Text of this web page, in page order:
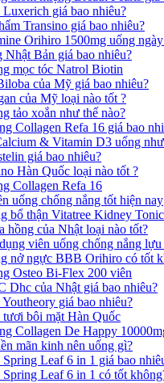
giá bao nhiêu?
Transino giá bao nhiêu?
Orihiro 1500mg uống
Nhật Bản giá bao nhiêu?
mọc tóc Natrol Biotin
của Mỹ giá bao nhiêu?
của Mỹ loại nào tốt ?
tảo xoắn như thế nào?
Collagen Refa 16 giá bao
& Vitamin D3 uống như
giá bao nhiêu?
Hàn Quốc loại nào tốt ?
Collagen Refa 16
uống chống nắng tốt hiện nay
bổ thận Vitatree Kidney
hồng của Nhật loại nào tốt?
viên uống chống nắng lựu
nở ngực BBB Orihiro có tốt
Osteo Bi-Flex 200 viên
Dhc của Nhật giá bao nhiêu?
giá bao nhiêu?
tươi bôi mặt Hàn Quốc
Collagen De Happy
mãn kinh nên uống gì?
Leaf 6 in 1 giá bao
Spring Leaf 6 in 1 có tốt